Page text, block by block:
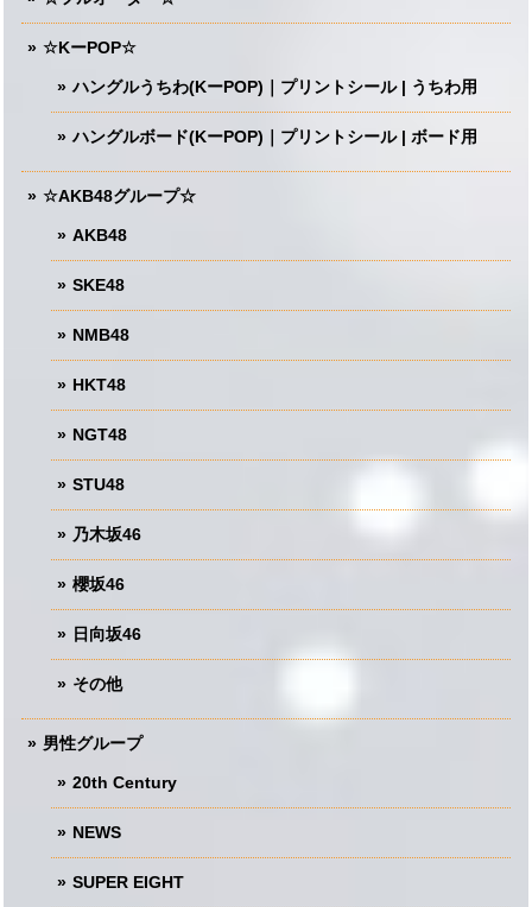
☆KーPOP☆
ハングルうちわ(KーPOP)｜プリントシール | うちわ用
ハングルボード(KーPOP)｜プリントシール | ボード用
☆AKB48グループ☆
AKB48
SKE48
NMB48
HKT48
NGT48
STU48
乃木坂46
櫻坂46
日向坂46
その他
男性グループ
20th Century
NEWS
SUPER EIGHT